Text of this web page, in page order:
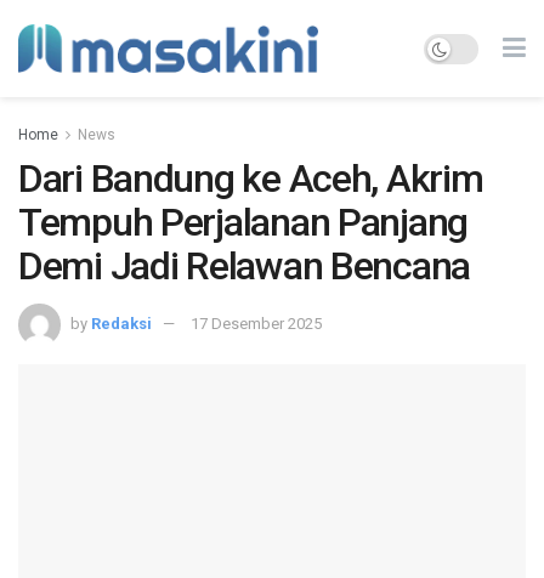
Home News
Dari Bandung ke Aceh, Akrim
Tempuh Perjalanan Panjang
Demi Jadi Relawan Bencana
by Redaksi 17 Desember 2025